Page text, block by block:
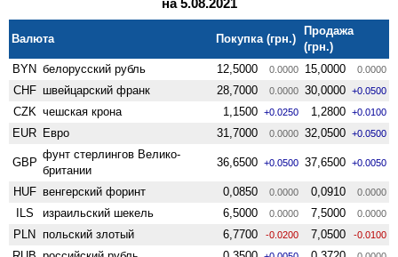
Валюта Покупка (грн.)
Продажа
(грн.)
BYN белорусский рубль 12,5000 0.0000 15,0000 0.0000
CHF швейцарский франк 28,7000 0.0000 30,0000 +0.0500
CZK чешская крона 1,1500 +0.0250 1,2800 +0.0100
EUR Евро 31,7000 0.0000 32,0500 +0.0500
GBP
фунт стерлингов Велико­
британии
36,6500 +0.0500 37,6500 +0.0050
HUF венгерский форинт 0,0850 0.0000 0,0910 0.0000
ILS израильский шекель 6,5000 0.0000 7,5000 0.0000
PLN польский злотый 6,7700 -0.0200 7,0500 -0.0100